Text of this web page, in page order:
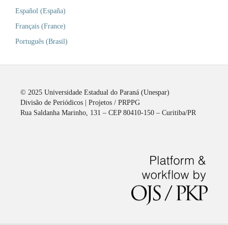
Español (España)
Français (France)
Português (Brasil)
© 2025 Universidade Estadual do Paraná (Unespar)
Divisão de Periódicos | Projetos / PRPPG
Rua Saldanha Marinho, 131 – CEP 80410-150 – Curitiba/PR